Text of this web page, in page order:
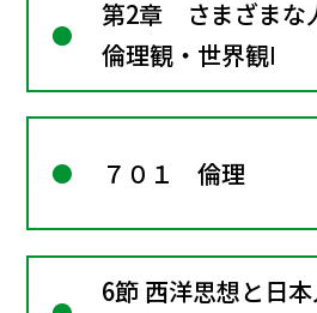
第2章 さまざまな
倫理観・世界観Ⅰ
７０１ 倫理
6節 西洋思想と日